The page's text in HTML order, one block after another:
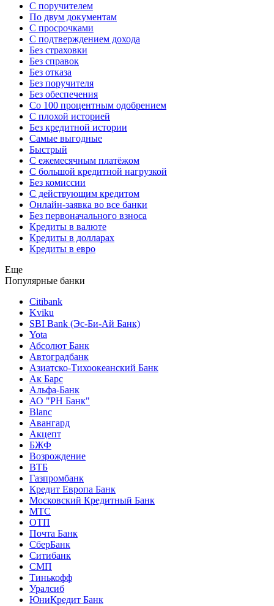
С поручителем
По двум документам
С просрочками
С подтверждением дохода
Без страховки
Без справок
Без отказа
Без поручителя
Без обеспечения
Со 100 процентным одобрением
С плохой историей
Без кредитной истории
Самые выгодные
Быстрый
С ежемесячным платёжом
С большой кредитной нагрузкой
Без комиссии
С действующим кредитом
Онлайн-заявка во все банки
Без первоначального взноса
Кредиты в валюте
Кредиты в долларах
Кредиты в евро
Еще
Популярные банки
Citibank
Kviku
SBI Bank (Эс-Би-Ай Банк)
Yota
Абсолют Банк
Автоградбанк
Азиатско-Тихоокеанский Банк
Ак Барс
Альфа-Банк
АО "РН Банк"
Blanc
Авангард
Акцепт
БЖФ
Возрождение
ВТБ
Газпромбанк
Кредит Европа Банк
Московский Кредитный Банк
МТС
ОТП
Почта Банк
СберБанк
Ситибанк
СМП
Тинькофф
Уралсиб
ЮниКредит Банк